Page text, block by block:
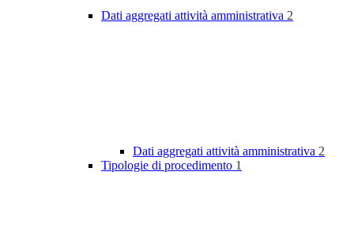
Dati aggregati attività amministrativa 2
Dati aggregati attività amministrativa 2
Tipologie di procedimento 1